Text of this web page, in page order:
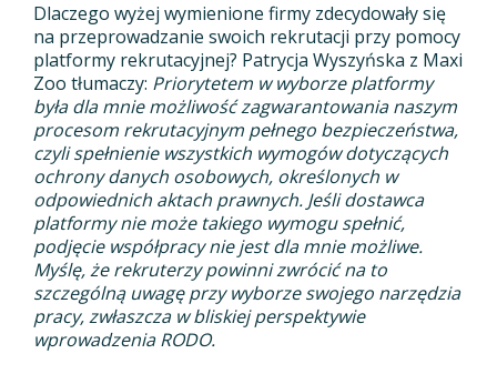
Dlaczego wyżej wymienione firmy zdecydowały się
na przeprowadzanie swoich rekrutacji przy pomocy
platformy rekrutacyjnej? Patrycja Wyszyńska z Maxi
Zoo tłumaczy: Priorytetem w wyborze platformy
była dla mnie możliwość zagwarantowania naszym
procesom rekrutacyjnym pełnego bezpieczeństwa,
czyli spełnienie wszystkich wymogów dotyczących
ochrony danych osobowych, określonych w
odpowiednich aktach prawnych. Jeśli dostawca
platformy nie może takiego wymogu spełnić,
podjęcie współpracy nie jest dla mnie możliwe.
Myślę, że rekruterzy powinni zwrócić na to
szczególną uwagę przy wyborze swojego narzędzia
pracy, zwłaszcza w bliskiej perspektywie
wprowadzenia RODO.